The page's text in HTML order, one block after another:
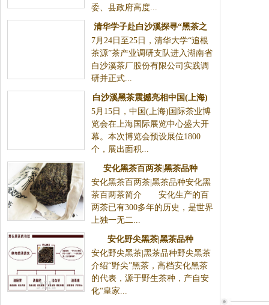
委、县政府高度...
清华学子赴白沙溪探寻“黑茶之
源”
7月24日至25日，清华大学“追根
茶源”茶产业调研支队进入湖南省
白沙溪茶厂股份有限公司实践调
研并正式...
白沙溪黑茶震撼亮相中国(上海)
国际茶业博览会
5月15日，中国(上海)国际茶业博
览会在上海国际展览中心盛大开
幕。本次博览会预设展位1800
个，展出面积...
安化黑茶百两茶|黑茶品种
安化黑茶百两茶|黑茶品种安化黑
茶百两茶简介 安化生产的百
两茶已有300多年的历史，是世界
上独一无二...
安化野尖黑茶|黑茶品种
安化野尖黑茶|黑茶品种野尖黑茶
介绍“野尖”黑茶，高档安化黑茶
的代表，源于野生茶种，产自安
化“皇家...